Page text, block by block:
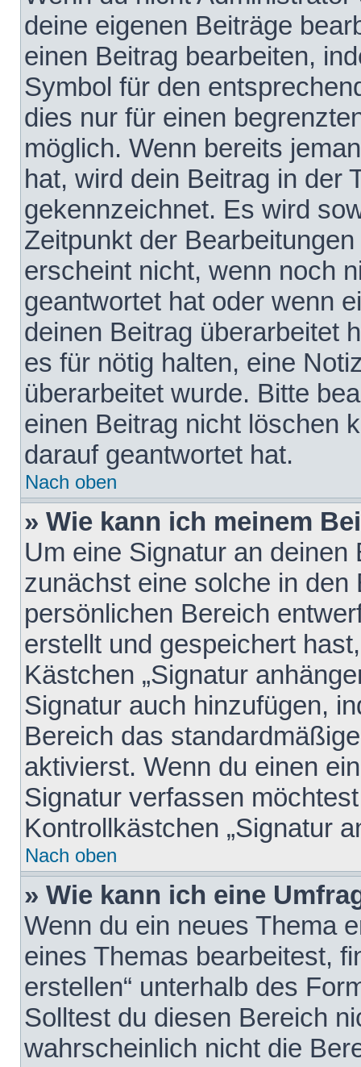
deine eigenen Beiträge
einen Beitrag bearbeiten,
Symbol für den
dies nur für einen
möglich. Wenn bereits
hat, wird dein Beitrag in der
gekennzeichnet. Es wird
Zeitpunkt der
erscheint nicht, wenn noch
geantwortet hat oder wenn
deinen Beitrag überarbeitet
es für nötig halten, eine
überarbeitet wurde. Bitte
einen Beitrag nicht löschen
darauf geantwortet hat.
Nach oben
» Wie kann ich meinem
Um eine Signatur an
zunächst eine solche in den
persönlichen Bereich
erstellt und gespeichert
Kästchen „Signatur
Signatur auch hinzufügen,
Bereich das
aktivierst. Wenn du einen
Signatur verfassen
Kontrollkästchen „Signatur
Nach oben
» Wie kann ich eine
Wenn du ein neues Thema
eines Themas bearbeitest,
erstellen“ unterhalb des
Solltest du diesen Bereich
wahrscheinlich nicht die